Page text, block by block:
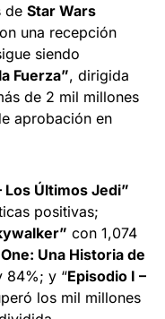
de Star Wars
una recepción
siendo
Fuerza”, dirigida
de 2 mil millones
aprobación en
Los Últimos Jedi”
positivas;
con 1,074
Una Historia de
84%; y “Episodio I –
los mil millones